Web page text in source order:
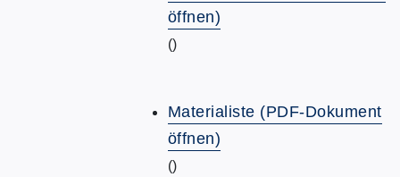
öffnen)
()
Materialiste (PDF-Dokument
öffnen)
()